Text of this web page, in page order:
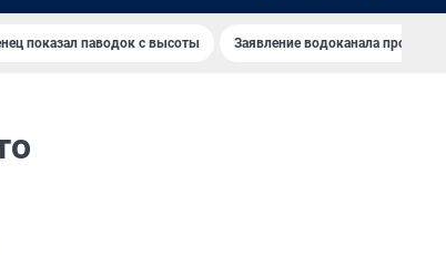
показал паводок с высоты Заявление водоканала про